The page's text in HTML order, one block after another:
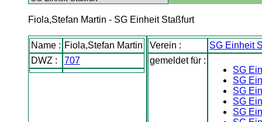
Fiola,Stefan Martin - SG Einheit Staßfurt
Name : Fiola,Stefan Martin
DWZ :
707
Verein :
SG Einheit
gemeldet für :
SG
SG
SG
SG
SG